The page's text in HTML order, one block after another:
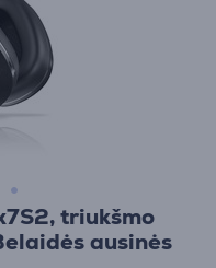
triukšmo
ausinės